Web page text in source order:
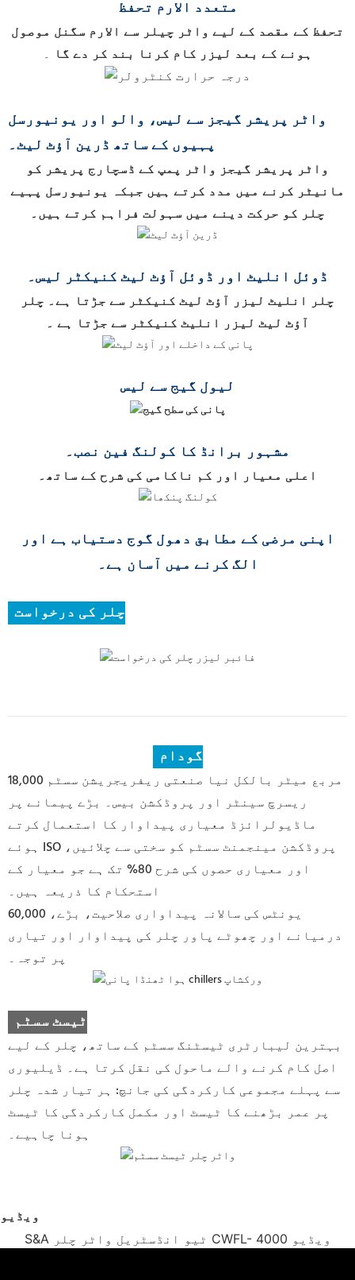
متعدد الارم تحفظ
تحفظ کے مقصد کے لیے واٹر چیلر سے الارم سگنل موصول
ہونے کے بعد لیزر کام کرنا بند کر دے گا ۔
واٹر پریشر گیجز سے لیس، والو اور یونیورسل
پہیوں کے ساتھ ڈرین آؤٹ لیٹ۔
واٹر پریشر گیجز واٹر پمپ کے ڈسچارج پریشر کو
مانیٹر کرنے میں مدد کرتے ہیں جبکہ یونیورسل پہیے
چلر کو حرکت دینے میں سہولت فراہم کرتے ہیں۔
ڈوئل انلیٹ اور ڈوئل آؤٹ لیٹ کنیکٹر لیس۔
چلر انلیٹ لیزر آؤٹ لیٹ کنیکٹر سے جڑتا ہے۔ چلر
آؤٹ لیٹ لیزر انلیٹ کنیکٹر سے جڑتا ہے ۔
لیول گیج سے لیس
مشہور برانڈ کا کولنگ فین نصب۔
اعلی معیار اور کم ناکامی کی شرح کے ساتھ۔
اپنی مرضی کے مطابق دھول گوج دستیاب ہے اور
الگ کرنے میں آسان ہے۔
چلر کی درخواست
گودام
18,000 مربع میٹر بالکل نیا صنعتی ریفریجریشن سسٹم
ریسرچ سینٹر اور پروڈکشن بیس۔ بڑے پیمانے پر
ماڈیولرائزڈ معیاری پیداوار کا استعمال کرتے
ہوئے ISO پروڈکشن مینجمنٹ سسٹم کو سختی سے چلائیں،
اور معیاری حصوں کی شرح 80% تک ہے جو معیار کے
استحکام کا ذریعہ ہیں۔
60,000 یونٹس کی سالانہ پیداواری صلاحیت، بڑے،
درمیانے اور چھوٹے پاور چلر کی پیداوار اور تیاری
پر توجہ۔
ٹیسٹ سسٹم
بہترین لیبارٹری ٹیسٹنگ سسٹم کے ساتھ، چلر کے لیے
اصل کام کرنے والے ماحول کی نقل کرتا ہے۔ ڈیلیوری
سے پہلے مجموعی کارکردگی کی جانچ: ہر تیار شدہ چلر
پر عمر بڑھنے کا ٹیسٹ اور مکمل کارکردگی کا ٹیسٹ
ہونا چاہیے۔
ویڈیو
S&A ٹیو انڈسٹریل واٹر چلر CWFL- 4000 ویڈیو